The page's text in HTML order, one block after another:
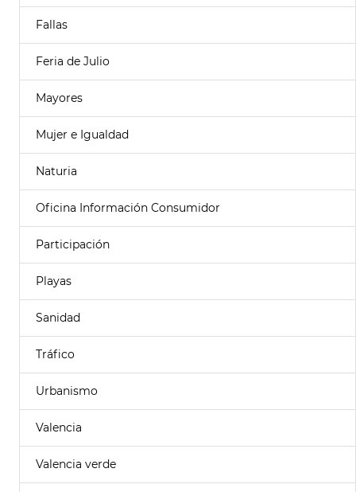
Fallas
Feria de Julio
Mayores
Mujer e Igualdad
Naturia
Oficina Información Consumidor
Participación
Playas
Sanidad
Tráfico
Urbanismo
Valencia
Valencia verde